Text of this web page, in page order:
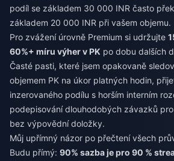
podíl se základem 30 000 INR často
základem 20 000 INR při vašem objemu.
Pro zvážení úrovně Premium si udržujte
60%+ míru výher v PK po dobu dalších
Časté pasti, které jsem opakovaně
objemem PK na úkor platných hodin,
inzerovaného podílu s horším interním
podepisování dlouhodobých závazků pro
bez výpovědní doložky.
Můj upřímný názor po přečtení všech
Budu přímý: 90% sazba je pro 90 %